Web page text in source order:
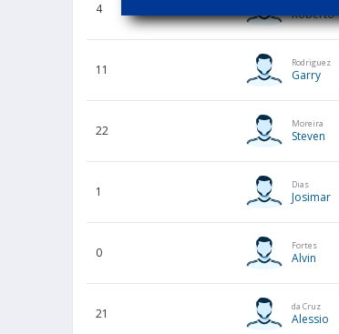
4 Roberto
11 Rodriguez
Garry
22 Moreira
Steven
1 Dias
Josimar
0 Fortes
Alvin
21 da Cruz
Alessio